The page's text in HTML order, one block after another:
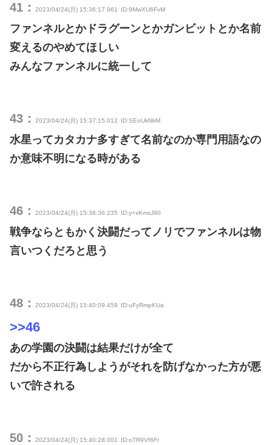
41： 2023/04/24(月) 15:36:17.961 ID:9MwXU6FvM
ファンネルとかドラグーンとかガンビットとか名前
変えるのやめてほしい
みんなファンネルに統一して
43： 2023/04/24(月) 15:37:15.012 ID:SEoUkNlrM
水星ってカタカナ多すぎて名前なのか専門用語なの
か意味不明になる時がある
46： 2023/04/24(月) 15:38:36.235 ID:y+xKmsJ90
戦争ならともかく決闘だってノリでファンネルは物
言いつくだろと思う
48： 2023/04/24(月) 15:40:09.459 ID:uFyRmpKUa
>>46
あの学園の決闘は結果だけが全て
だから不正行為しようがそれを防げなかった方が悪
いで許される
50： 2023/04/24(月) 15:40:28.001 ID:oTR9Vf6Fr